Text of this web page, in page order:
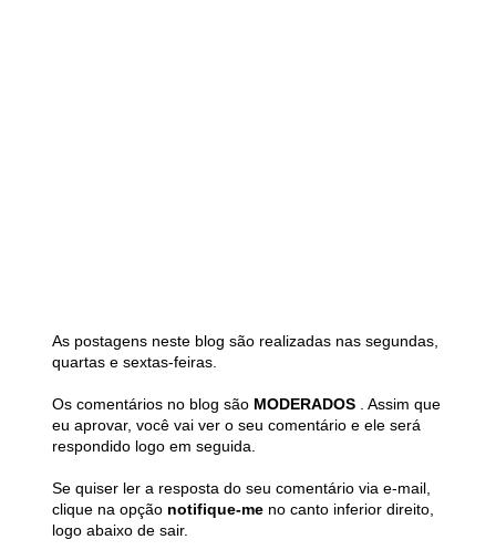
As postagens neste blog são realizadas nas segundas,
quartas e sextas-feiras.
Os comentários no blog são MODERADOS
. Assim que
eu aprovar, você vai ver o seu comentário e ele será
respondido logo em seguida.
Se quiser ler a resposta do seu comentário via e-mail,
clique na opção notifique-me no canto inferior direito,
logo abaixo de sair.